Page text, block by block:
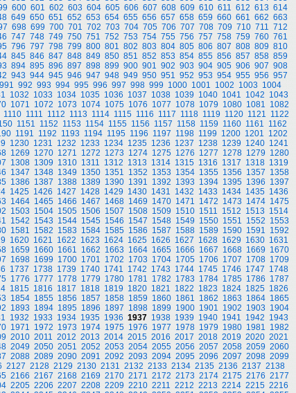
600 601 602 603 604 605 606 607 608 609 610 611 612 613 614
649 650 651 652 653 654 655 656 657 658 659 660 661 662 663
698 699 700 701 702 703 704 705 706 707 708 709 710 711 712
747 748 749 750 751 752 753 754 755 756 757 758 759 760 761
796 797 798 799 800 801 802 803 804 805 806 807 808 809 810
845 846 847 848 849 850 851 852 853 854 855 856 857 858 859
894 895 896 897 898 899 900 901 902 903 904 905 906 907 908
943 944 945 946 947 948 949 950 951 952 953 954 955 956 957
991 992 993 994 995 996 997 998 999 1000 1001 1002 1003 1004
1032 1033 1034 1035 1036 1037 1038 1039 1040 1041 1042 1043
1071 1072 1073 1074 1075 1076 1077 1078 1079 1080 1081 1082
1110 1111 1112 1113 1114 1115 1116 1117 1118 1119 1120 1121 1122
1151 1152 1153 1154 1155 1156 1157 1158 1159 1160 1161 1162
1191 1192 1193 1194 1195 1196 1197 1198 1199 1200 1201 1202
1230 1231 1232 1233 1234 1235 1236 1237 1238 1239 1240 1241
1269 1270 1271 1272 1273 1274 1275 1276 1277 1278 1279 1280
1308 1309 1310 1311 1312 1313 1314 1315 1316 1317 1318 1319
1347 1348 1349 1350 1351 1352 1353 1354 1355 1356 1357 1358
1386 1387 1388 1389 1390 1391 1392 1393 1394 1395 1396 1397
1425 1426 1427 1428 1429 1430 1431 1432 1433 1434 1435 1436
1464 1465 1466 1467 1468 1469 1470 1471 1472 1473 1474 1475
1503 1504 1505 1506 1507 1508 1509 1510 1511 1512 1513 1514
1542 1543 1544 1545 1546 1547 1548 1549 1550 1551 1552 1553
1581 1582 1583 1584 1585 1586 1587 1588 1589 1590 1591 1592
1620 1621 1622 1623 1624 1625 1626 1627 1628 1629 1630 1631
1659 1660 1661 1662 1663 1664 1665 1666 1667 1668 1669 1670
1698 1699 1700 1701 1702 1703 1704 1705 1706 1707 1708 1709
1737 1738 1739 1740 1741 1742 1743 1744 1745 1746 1747 1748
1776 1777 1778 1779 1780 1781 1782 1783 1784 1785 1786 1787
1815 1816 1817 1818 1819 1820 1821 1822 1823 1824 1825 1826
1854 1855 1856 1857 1858 1859 1860 1861 1862 1863 1864 1865
1893 1894 1895 1896 1897 1898 1899 1900 1901 1902 1903 1904
1932 1933 1934 1935 1936 1937 1938 1939 1940 1941 1942 1943
1971 1972 1973 1974 1975 1976 1977 1978 1979 1980 1981 1982
2010 2011 2012 2013 2014 2015 2016 2017 2018 2019 2020 2021
2049 2050 2051 2052 2053 2054 2055 2056 2057 2058 2059 2060
2088 2089 2090 2091 2092 2093 2094 2095 2096 2097 2098 2099
2127 2128 2129 2130 2131 2132 2133 2134 2135 2136 2137 2138
2166 2167 2168 2169 2170 2171 2172 2173 2174 2175 2176 2177
2205 2206 2207 2208 2209 2210 2211 2212 2213 2214 2215 2216